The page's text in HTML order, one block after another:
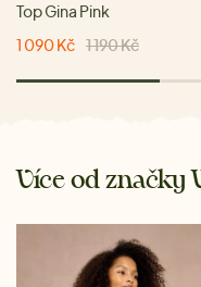
Top Gina Pink
1 090 Kč 1 190 Kč
Více od značky